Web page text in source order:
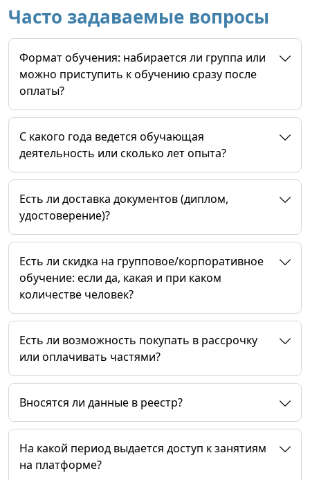
Часто задаваемые вопросы
Формат обучения: набирается ли группа или
можно приступить к обучению сразу после
оплаты?
C какого года ведется обучающая
деятельность или сколько лет опыта?
Есть ли доставка документов (диплом,
удостоверение)?
Есть ли скидка на групповое/корпоративное
обучение: если да, какая и при каком
количестве человек?
Есть ли возможность покупать в рассрочку
или оплачивать частями?
Вносятся ли данные в реестр?
На какой период выдается доступ к занятиям
на платформе?